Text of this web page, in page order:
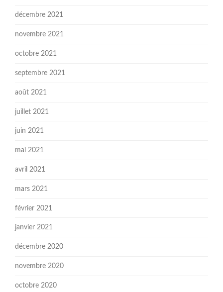
décembre 2021
novembre 2021
octobre 2021
septembre 2021
août 2021
juillet 2021
juin 2021
mai 2021
avril 2021
mars 2021
février 2021
janvier 2021
décembre 2020
novembre 2020
octobre 2020